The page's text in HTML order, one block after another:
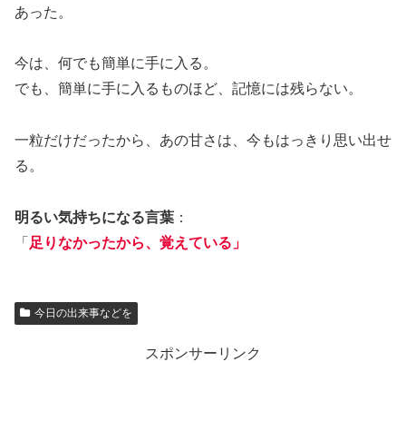
あった。
今は、何でも簡単に手に入る。
でも、簡単に手に入るものほど、記憶には残らない。
一粒だけだったから、あの甘さは、今もはっきり思い出せ
る。
明るい気持ちになる言葉 ：
「 足りなかったから、覚えている」
今日の出来事などを
スポンサーリンク